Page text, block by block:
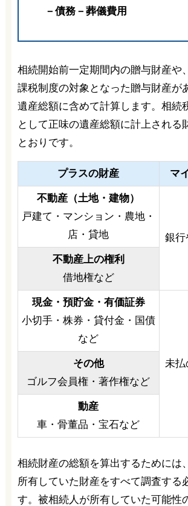
－債務－葬儀費用
相続開始前一定期間内の贈与財産や
課税制度の対象となった贈与財産が
遺産総額に含めて計算します。相続
として正味の遺産総額に計上される
とおりです。
プラスの財産 マ
不動産（土地・建物）
戸建て・マンション・農地・
店・貸地
銀行
不動産上の権利
借地権など
現金・預貯金・有価証券
小切手・株券・貸付金・国債
など
未払
その他
ゴルフ会員権・著作権など
動産
車・骨董品・宝石など
相続財産の総額を算出するためには
所有していた財産をすべて調査する
す。被相続人が所有していた可能性